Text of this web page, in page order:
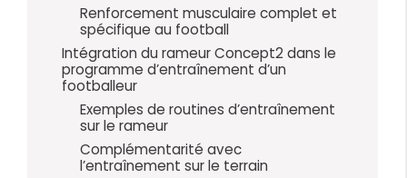
Renforcement musculaire complet et
spécifique au football
Intégration du rameur Concept2 dans le
programme d’entraînement d’un
footballeur
Exemples de routines d’entraînement
sur le rameur
Complémentarité avec
l’entraînement sur le terrain